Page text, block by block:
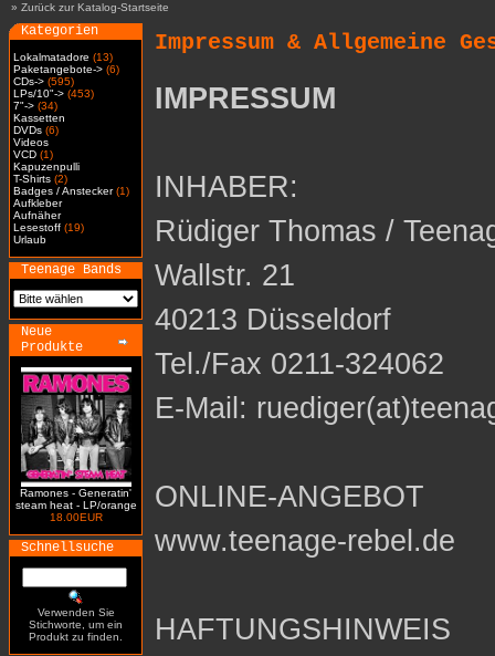
» Zurück zur Katalog-Startseite
Kategorien
Lokalmatadore (13)
Paketangebote-> (6)
CDs-> (595)
LPs/10"-> (453)
7"-> (34)
Kassetten
DVDs (6)
Videos
VCD (1)
Kapuzenpulli
T-Shirts (2)
Badges / Anstecker(1)
Aufkleber
Aufnäher
Lesestoff (19)
Urlaub
Teenage Bands
Neue
Produkte
Ramones - Generatin'
steam heat - LP/orange
18.00EUR
Schnellsuche
Verwenden Sie
Stichworte, um ein
Produkt zu finden.
Impressum & Allgemeine
IMPRESSUM
INHABER:
Rüdiger Thomas /
Wallstr. 21
40213 Düsseldorf
Tel./Fax 0211-324062
E-Mail:
ONLINE-ANGEBOT
www.teenage-rebel.de
HAFTUNGSHINWEIS